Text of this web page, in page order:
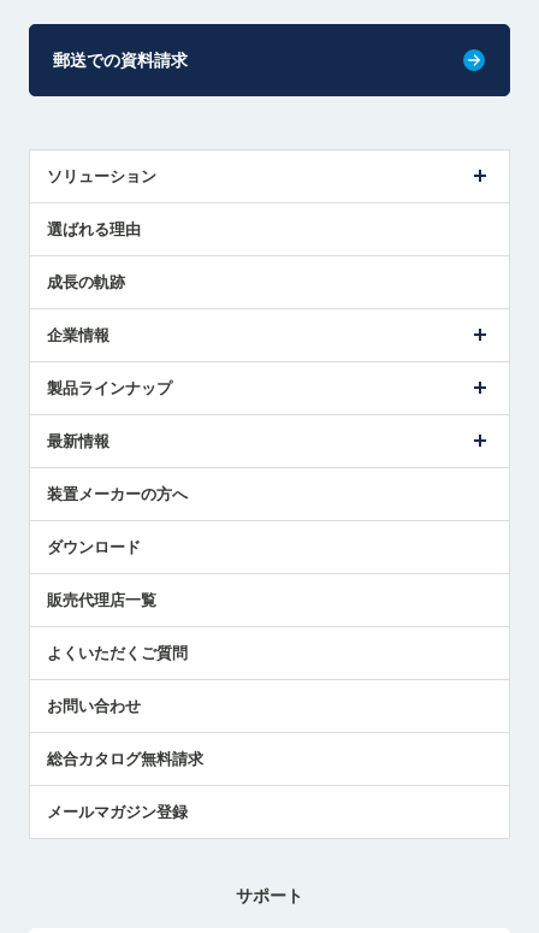
郵送での資料請求
ソリューション
解決策提案
選ばれる理由
成長の軌跡
企業情報
ごあいさつ
受賞履歴
採用情報
国/地域/言語
製品ラインナップ
ツールセッタ製品
エアマイクロセンサ製品
最新情報
メトロールの技術
社員ブログ
中小企業のBCP地震対策
センサのテクニカルガイド
社長ブログ
装置メーカーの方へ
ダウンロード
販売代理店一覧
よくいただくご質問
お問い合わせ
総合カタログ無料請求
メールマガジン登録
サポート